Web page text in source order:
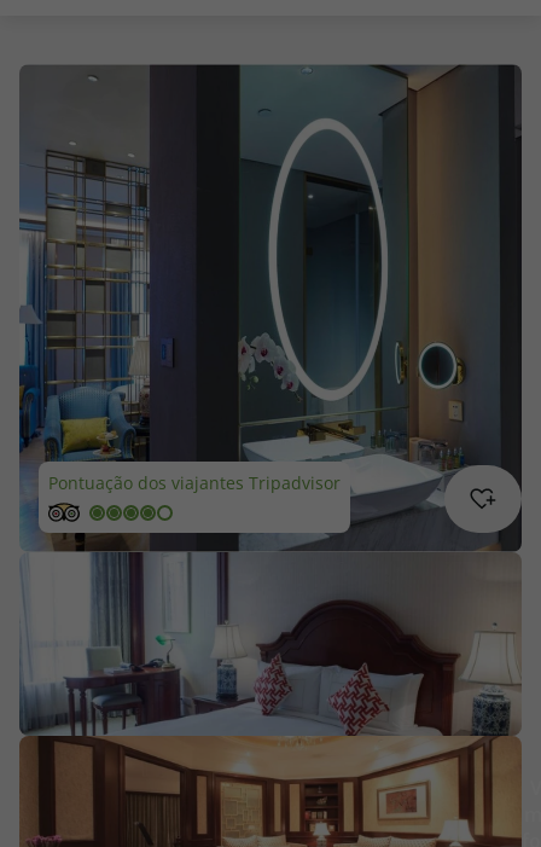
Disneyland ® Paris
Escapadinhas
Cruzeiros
Promoções
Especialistas
Cheque Viagem
Rede de Lojas
Blog TopViagens
Área de Cliente
Agências
Contactos
Pontuação dos viajantes Tripadvisor